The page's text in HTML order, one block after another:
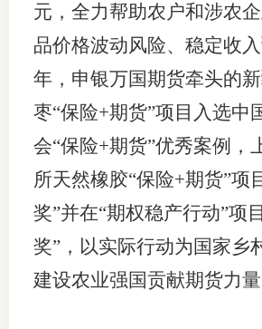
元，全力帮助农户和涉农
品价格波动风险、稳定收
年，申银万国期货牵头的
枣“保险+期货”项目入选中
会“保险+期货”优秀案例，
所天然橡胶“保险+期货”项
奖”并在“期权稳产行动”项
奖”，以实际行动为国家乡
建设农业强国贡献期货力量